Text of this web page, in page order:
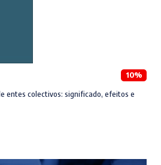
10%
entes colectivos: significado, efeitos e